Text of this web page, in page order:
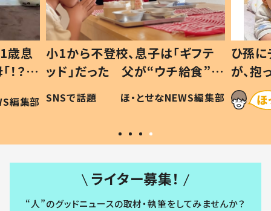
歳息
？」
編集部
小1から不登校、息子は「ギフテ
ッド」だった 父が“ウチ給食”を
作り続ける理由とは #令和の親
#令和の子
SNSで話題 ほ・とせなNEWS編集部
ひ孫
が、
「涙が
い」
ライター募集！
“人”のグッドニュースの取材・執筆をしてみませんか？